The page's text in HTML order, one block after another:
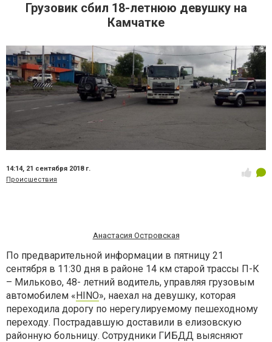
Грузовик сбил 18-летнюю девушку на
Камчатке
14:14, 21 сентября 2018 г.
Происшествия
Анастасия Островская
По предварительной информации в пятницу 21
сентября в 11:30 дня в районе 14 км старой трассы П-К
– Мильково, 48- летний водитель, управляя грузовым
автомобилем «HINO», наехал на девушку, которая
переходила дорогу по нерегулируемому пешеходному
переходу. Пострадавшую доставили в елизовскую
районную больницу. Сотрудники ГИБДД выясняют